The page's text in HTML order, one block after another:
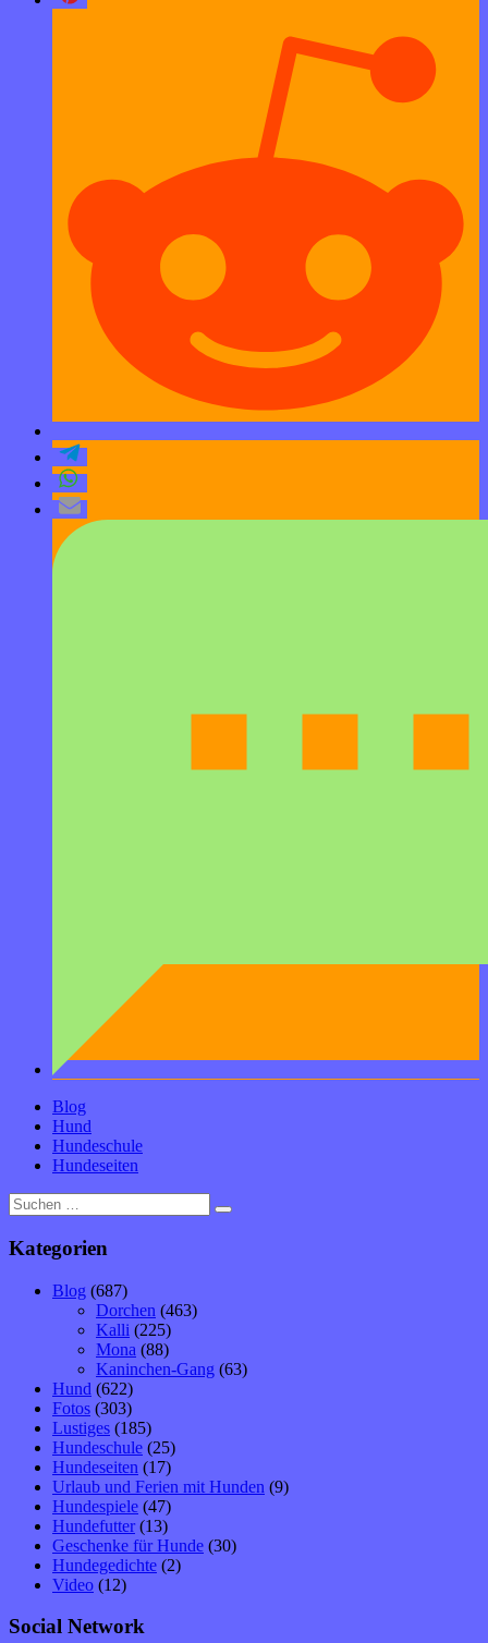
Blog
Hund
Hundeschule
Hundeseiten
Suche
nach:
Kategorien
Blog (687)
Dorchen (463)
Kalli (225)
Mona (88)
Kaninchen-Gang (63)
Hund (622)
Fotos (303)
Lustiges (185)
Hundeschule (25)
Hundeseiten (17)
Urlaub und Ferien mit Hunden (9)
Hundespiele (47)
Hundefutter (13)
Geschenke für Hunde (30)
Hundegedichte (2)
Video (12)
Social Network